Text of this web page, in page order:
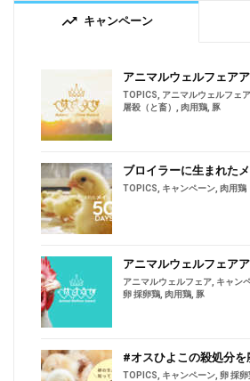
trending_up キャンペーン
アニマルウェルフェア
TOPICS アニマルウェルフェア
屠殺（と畜）
肉用鶏 豚
ブロイラーに生まれた
TOPICS キャンペーン 肉用鶏
アニマルウェルフェア
アニマルウェルフェア キャン
卵 採卵鶏 肉用鶏 豚
#オスひよこの殺処分を
TOPICS キャンペーン 卵 採卵